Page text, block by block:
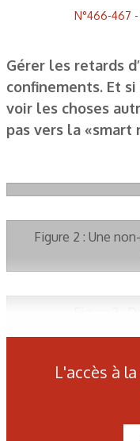
N°466-467
Gérer les retards
confinements. Et
voir les choses
pas vers la «smart
Figure 2 : Une
Figure 4 : Les
Figure 5 : Des
L'accès à